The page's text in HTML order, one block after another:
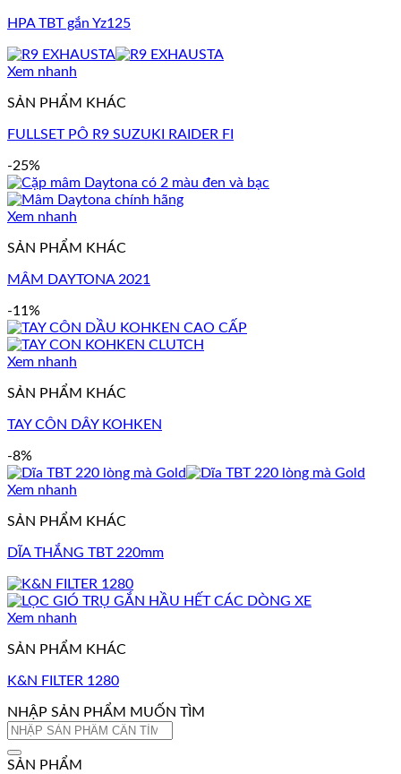
HPA TBT gắn Yz125
Xem nhanh
SẢN PHẨM KHÁC
FULLSET PÔ R9 SUZUKI RAIDER FI
-25%
Xem nhanh
SẢN PHẨM KHÁC
MÂM DAYTONA 2021
-11%
Xem nhanh
SẢN PHẨM KHÁC
TAY CÔN DÂY KOHKEN
-8%
Xem nhanh
SẢN PHẨM KHÁC
DĨA THẮNG TBT 220mm
Xem nhanh
SẢN PHẨM KHÁC
K&N FILTER 1280
NHẬP SẢN PHẨM MUỐN TÌM
Tìm
SẢN PHẨM